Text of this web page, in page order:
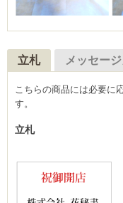
立札 メッセー
こちらの商品には必要に
す。
立札